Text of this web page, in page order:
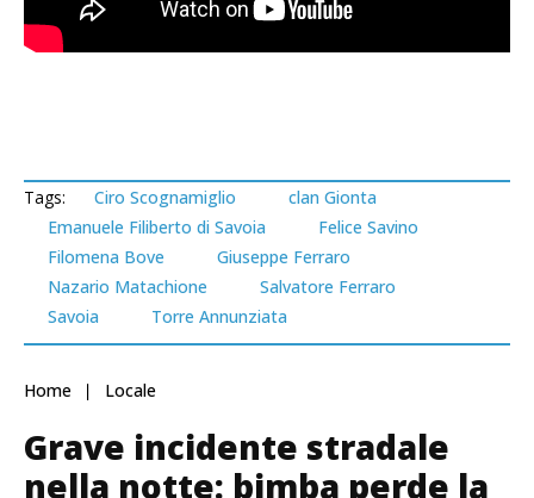
Tags: Ciro Scognamiglio
clan Gionta
Emanuele Filiberto di Savoia
Felice Savino
Filomena Bove
Giuseppe Ferraro
Nazario Matachione
Salvatore Ferraro
Savoia
Torre Annunziata
Home Locale
Grave incidente stradale
nella notte: bimba perde la